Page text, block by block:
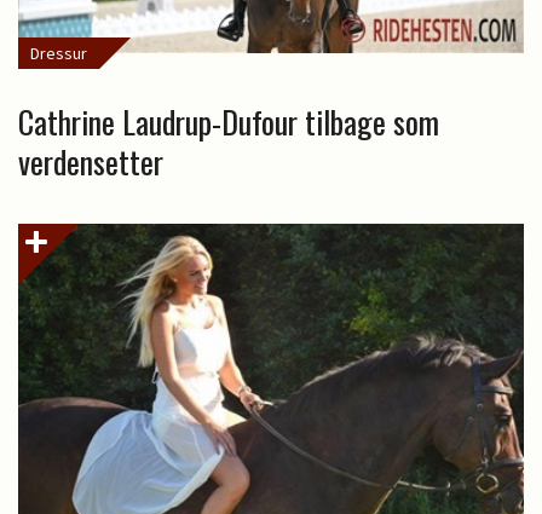
Dressur
Cathrine Laudrup-Dufour tilbage som
verdensetter